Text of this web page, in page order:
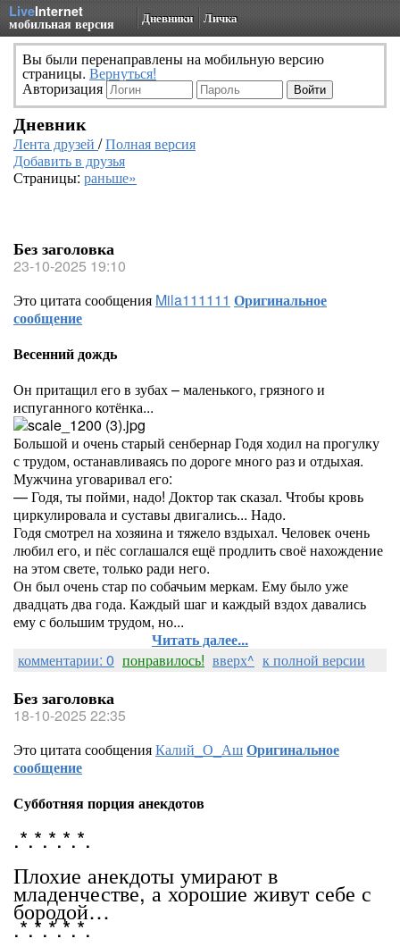
LiveInternet
мобильная версия Дневники Личка
Вы были перенаправлены на мобильную версию
страницы. Вернуться!
Авторизация
Дневник
Лента друзей /Полная версия
Добавить в друзья
Страницы: раньше»
Без заголовка
23-10-2025 19:10
Это цитата сообщения Mila111111 Оригинальное
сообщение
Весенний дождь
Он притащил его в зубах – маленького, грязного и
испуганного котёнка...
Большой и очень старый сенбернар Годя ходил на прогулку
с трудом, останавливаясь по дороге много раз и отдыхая.
Мужчина уговаривал его:
— Годя, ты пойми, надо! Доктор так сказал. Чтобы кровь
циркулировала и суставы двигались... Надо.
Годя смотрел на хозяина и тяжело вздыхал. Человек очень
любил его, и пёс соглашался ещё продлить своё нахождение
на этом свете, только ради него.
Он был очень стар по собачьим меркам. Ему было уже
двадцать два года. Каждый шаг и каждый вздох давались
ему с большим трудом, но...
Читать далее...
комментарии: 0 понравилось! вверх^ к полной версии
Без заголовка
18-10-2025 22:35
Это цитата сообщенияКалий_О_АшОригинальное
сообщение
Субботняя порция анекдотов
.*.*.*.*.*.
Плохие анекдоты умирают в
младенчестве, а хорошие живут себе с
бородой…
.*.*.*.*.*.